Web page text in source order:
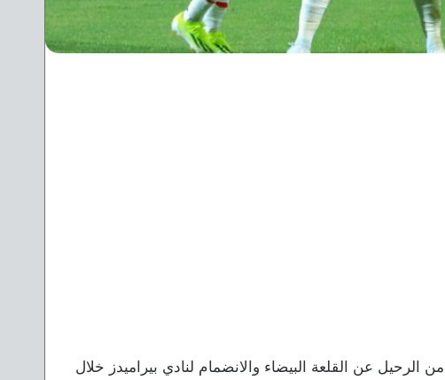
عن القلعة البيضاء والانضمام لنادي بيراميدز خلال